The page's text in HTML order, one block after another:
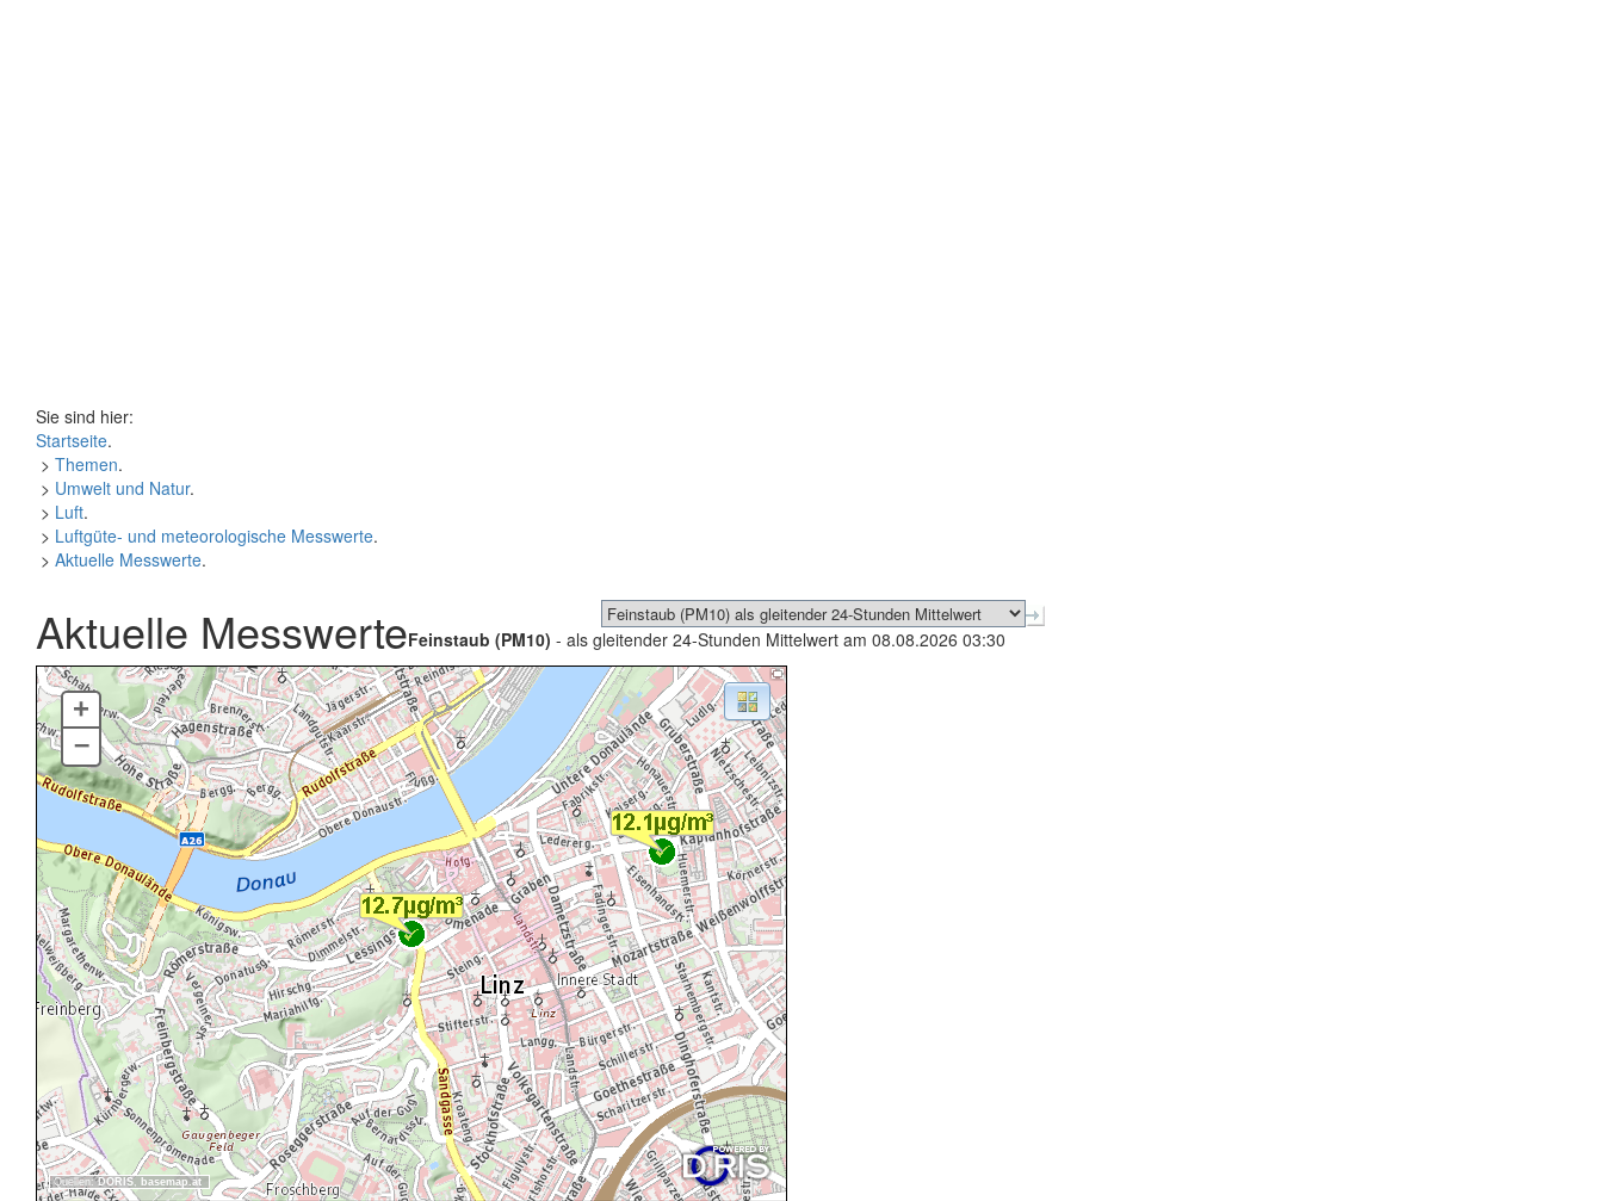
Sie sind hier:
Startseite.
> Themen.
> Umwelt und Natur.
> Luft.
> Luftgüte- und meteorologische Messwerte.
> Aktuelle Messwerte.
Aktuelle MesswerteFeinstaub (PM10) - als gleitender 24-Stunden Mittelwert am 08.08.2026 03:30
Quellen:DORIS, basemap.at
+
–